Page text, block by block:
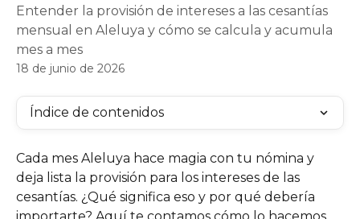
Entender la provisión de intereses a las cesantías
mensual en Aleluya y cómo se calcula y acumula
mes a mes
18 de junio de 2026
Índice de contenidos
Cada mes Aleluya hace magia con tu nómina y
deja lista la provisión para los intereses de las
cesantías. ¿Qué significa eso y por qué debería